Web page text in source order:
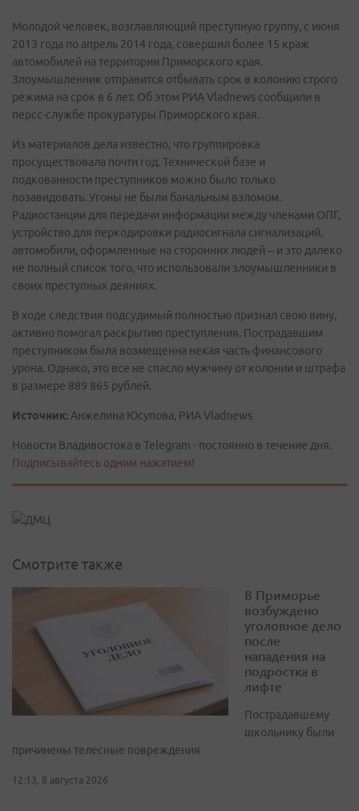
Молодой человек, возглавляющий преступную группу, с июня
2013 года по апрель 2014 года, совершил более 15 краж
автомобилей на территории Приморского края.
Злоумышленник отправится отбывать срок в колонию строго
режима на срок в 6 лет. Об этом РИА Vladnews сообщили в
персс-службе прокуратуры Приморского края.
Из материалов дела известно, что группировка
просуществовала почти год. Технической базе и
подкованности преступников можно было только
позавидовать. Угоны не были банальным взломом.
Радиостанции для передачи информации между членами ОПГ,
устройство для перкодировки радиосигнала сигнализаций,
автомобили, оформленные на сторонних людей – и это далеко
не полный список того, что использовали злоумышленники в
своих преступных деяниях.
В ходе следствия подсудимый полностью признал свою вину,
активно помогал раскрытию преступления. Пострадавшим
преступником была возмещенна некая часть финансового
урона. Однако, это все не спасло мужчину от колонии и штрафа
в размере 889 865 рублей.
Источник: Анжелина Юсупова, РИА Vladnews
Новости Владивостока в Telegram - постоянно в течение дня.
Подписывайтесь одним нажатием!
Смотрите также
В Приморье
возбуждено
уголовное дело
после
нападения на
подростка в
лифте
Пострадавшему
школьнику были
причинены телесные повреждения
12:13, 8 августа 2026